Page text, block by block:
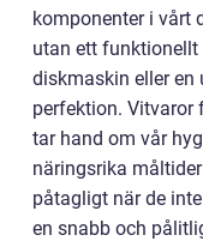
komponenter i vårt
utan ett
diskmaskin eller
perfektion. Vitvaror
tar hand om vår
näringsrika
påtagligt när de
en snabb och